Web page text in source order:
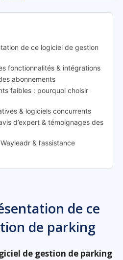
de ce logiciel de gestion
fonctionnalités & intégrations
abonnements
faibles : pourquoi choisir
& logiciels concurrents
d’expert & témoignages des
& l’assistance
de ce
de parking
de gestion de parking